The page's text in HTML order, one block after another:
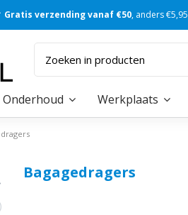
Gratis verzending vanaf €50, anders €5,95
Onderhoud Werkplaats
Bagagedragers